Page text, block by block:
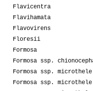
Flavicentra
Flavihamata
Flavovirens
Floresii
Formosa
Formosa ssp.
Formosa ssp. microthele
Formosa ssp.